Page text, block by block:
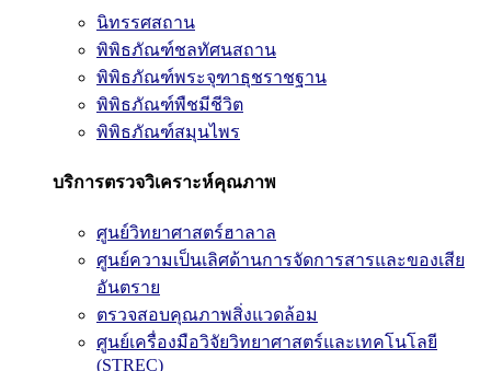
นิทรรศสถาน
พิพิธภัณฑ์ชลทัศนสถาน
พิพิธภัณฑ์พระจุฑาธุชราชฐาน
พิพิธภัณฑ์พืชมีชีวิต
พิพิธภัณฑ์สมุนไพร
บริการตรวจวิเคราะห์คุณภาพ
ศูนย์วิทยาศาสตร์ฮาลาล
ศูนย์ความเป็นเลิศด้านการจัดการสารและของเสีย
อันตราย
ตรวจสอบคุณภาพสิ่งแวดล้อม
ศูนย์เครื่องมือวิจัยวิทยาศาสตร์และเทคโนโลยี
(STREC)